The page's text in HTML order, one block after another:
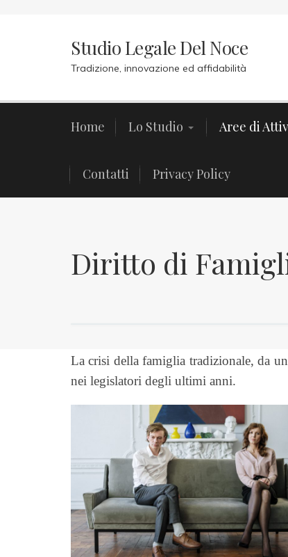
Studio Legale Del Noce
Tradizione, innovazione ed affidabilità
Home Lo Studio Aree di
Contatti Privacy Policy
Home Lo Studio Aree di
Diritto di
La crisi della famiglia tradizionale, da
nei legislatori degli ultimi anni.